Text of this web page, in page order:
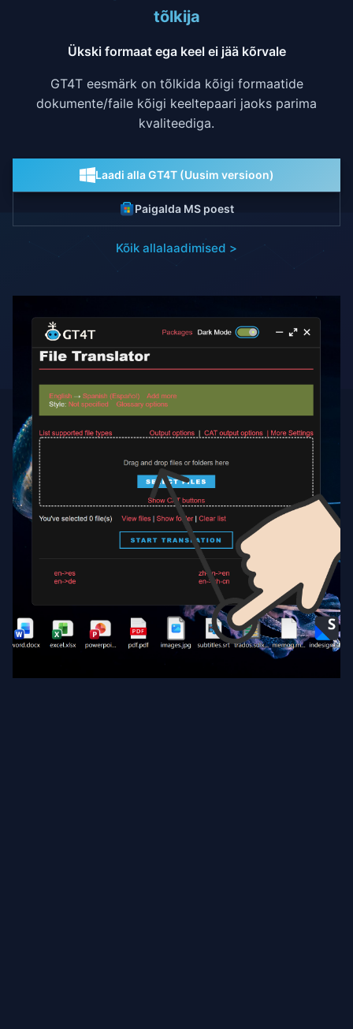
tõlkija
Ükski formaat ega keel ei jää kõrvale
GT4T eesmärk on tõlkida kõigi formaatide
dokumente/faile kõigi keeltepaari jaoks parima
kvaliteediga.
Laadi alla GT4T (Uusim versioon)
Paigalda MS poest
Kõik allalaadimised >